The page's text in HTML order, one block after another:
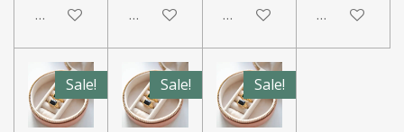
In winkelwagenIn winkelwagenIn winkelwagen
In
Sale! Sale! Sale!